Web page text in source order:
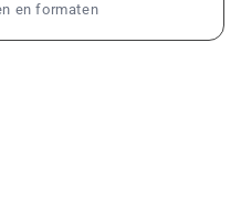
en formaten